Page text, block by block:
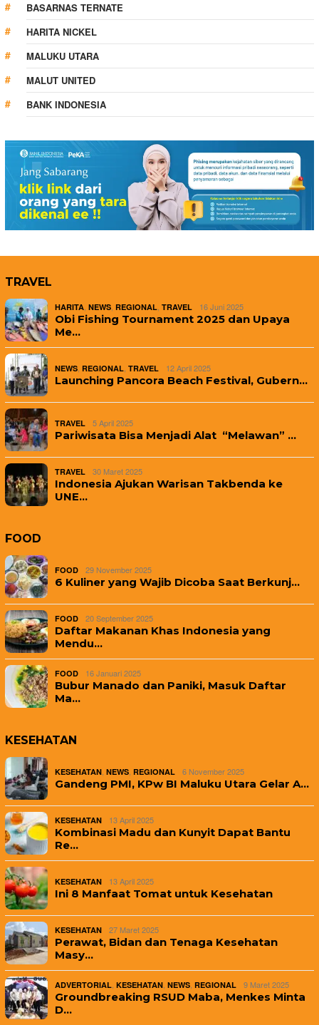
BASARNAS TERNATE
HARITA NICKEL
MALUKU UTARA
MALUT UNITED
BANK INDONESIA
TRAVEL
HARITA NEWS REGIONAL TRAVEL 16 Juni 2025
Obi Fishing Tournament 2025 dan Upaya
Me…
NEWS REGIONAL TRAVEL 12 April 2025
Launching Pancora Beach Festival, Gubern…
TRAVEL 5 April 2025
Pariwisata Bisa Menjadi Alat “Melawan” …
TRAVEL 30 Maret 2025
Indonesia Ajukan Warisan Takbenda ke
UNE…
FOOD
FOOD 29 November 2025
6 Kuliner yang Wajib Dicoba Saat Berkunj…
FOOD 20 September 2025
Daftar Makanan Khas Indonesia yang
Mendu…
FOOD 16 Januari 2025
Bubur Manado dan Paniki, Masuk Daftar
Ma…
KESEHATAN
KESEHATAN NEWS REGIONAL 6 November 2025
Gandeng PMI, KPw BI Maluku Utara Gelar A…
KESEHATAN 13 April 2025
Kombinasi Madu dan Kunyit Dapat Bantu
Re…
KESEHATAN 13 April 2025
Ini 8 Manfaat Tomat untuk Kesehatan
KESEHATAN 27 Maret 2025
Perawat, Bidan dan Tenaga Kesehatan
Masy…
ADVERTORIAL KESEHATAN NEWS REGIONAL 9 Maret 2025
Groundbreaking RSUD Maba, Menkes Minta
D…